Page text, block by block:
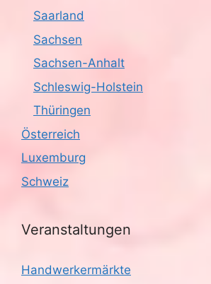
Saarland
Sachsen
Sachsen-Anhalt
Schleswig-Holstein
Thüringen
Österreich
Luxemburg
Schweiz
Veranstaltungen
Handwerkermärkte